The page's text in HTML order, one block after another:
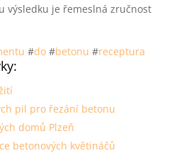
výsledku je řemeslná zručnost
#do#betonu #receptura
pil pro řezání betonu
domů Plzeň
betonových květináčů